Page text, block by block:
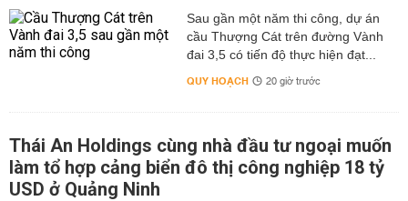
Sau gần một năm thi công, dự án
cầu Thượng Cát trên đường Vành
đai 3,5 có tiến độ thực hiện đạt...
QUY HOẠCH 20 giờ trước
Thái An Holdings cùng nhà đầu tư ngoại muốn
làm tổ hợp cảng biển đô thị công nghiệp 18 tỷ
USD ở Quảng Ninh